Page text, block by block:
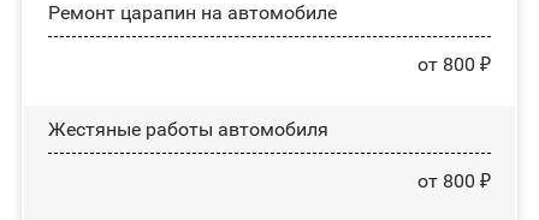
Ремонт царапин на автомобиле
от 800 ₽
Жестяные работы автомобиля
от 800 ₽